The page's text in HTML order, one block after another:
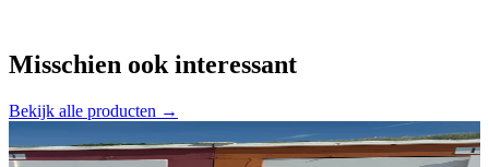
Misschien ook interessant
Bekijk alle producten →